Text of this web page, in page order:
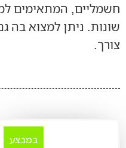
חשמליים, המתאימים
שונות. ניתן למצוא בה
צורך.
במבצע